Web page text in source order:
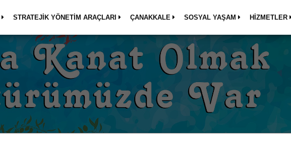
STRATEJİK YÖNETİM ARAÇLARI ÇANAKKALE SOSYAL YAŞAM HİZMETLER